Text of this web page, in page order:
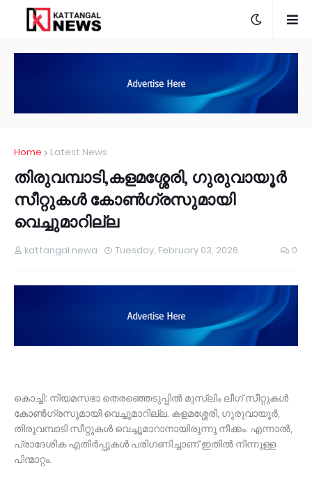
Home Latest News
തിരുവമ്പാടി,കളമശ്ശേരി, ഗുരുവായൂര്‍
സീറ്റുകള്‍ കോണ്‍ഗ്രസുമായി
വെച്ചുമാറില്ല
kattangal newa Tuesday, February 03, 2026 0
കൊച്ചി: നിയമസഭാ തെരഞ്ഞെടുപ്പില്‍ മുസ്‌ലിം ലീഗ് സീറ്റുകള്‍
കോണ്‍ഗ്രസുമായി വെച്ചുമാറില്ല. കളമശ്ശേരി, ഗുരുവായൂര്‍,
തിരുവമ്പാടി സീറ്റുകള്‍ വെച്ചുമാറാനായിരുന്നു നീക്കം. എന്നാല്‍,
പ്രാദേശിക എതിര്‍പ്പുകള്‍ പരിഗണിച്ചാണ് ഇതില്‍ നിന്നുള്ള
പിന്മാറ്റം.